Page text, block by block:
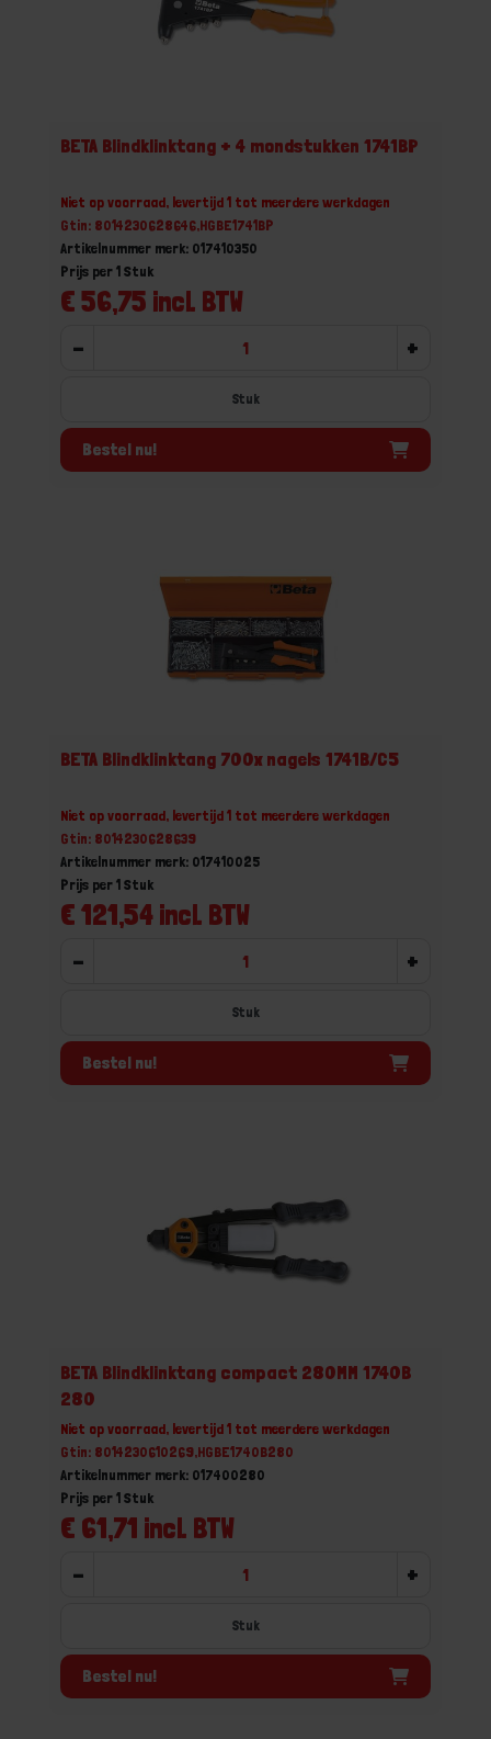
BETA Blindklinktang + 4 mondstukken 1741BP
Niet op voorraad, levertijd 1 tot meerdere werkdagen
Gtin: 8014230628646,HGBE1741BP
Artikelnummer merk: 017410350
€ 56,75 incl. BTW
Prijs per 1 Stuk
- +
Stuk
Bestel nu!
BETA Blindklinktang 700x nagels 1741B/C5
Niet op voorraad, levertijd 1 tot meerdere werkdagen
Gtin: 8014230628639
Artikelnummer merk: 017410025
€ 121,54 incl. BTW
Prijs per 1 Stuk
- +
Stuk
Bestel nu!
BETA Blindklinktang compact 280MM 1740B
280
Niet op voorraad, levertijd 1 tot meerdere werkdagen
Gtin: 8014230610269,HGBE1740B280
Artikelnummer merk: 017400280
€ 61,71 incl. BTW
Prijs per 1 Stuk
- +
Stuk
Bestel nu!